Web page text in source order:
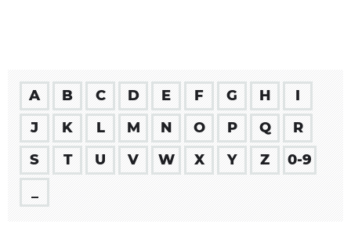
A B C D E F G H
I
J
K L M N O P Q
R
S
T U V W X Y Z
0-9